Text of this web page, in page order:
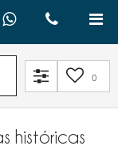
0
históricas